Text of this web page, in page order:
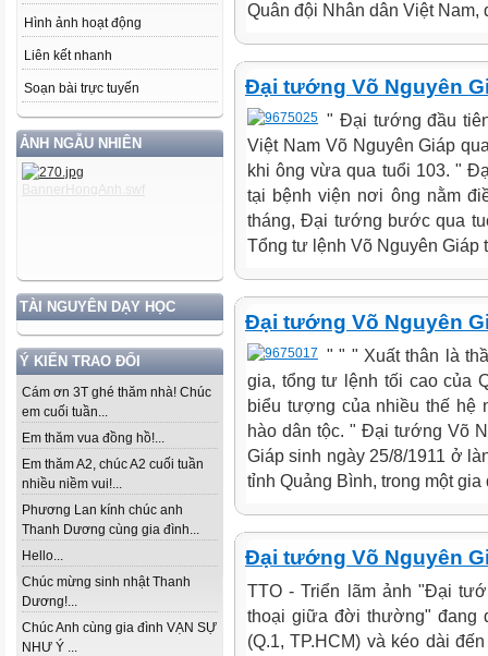
Hình ảnh hoạt động
Liên kết nhanh
Soạn bài trực tuyến
ẢNH NGẪU NHIÊN
TÀI NGUYÊN DẠY HỌC
Ý KIẾN TRAO ĐỔI
Cám ơn 3T ghé thăm nhà! Chúc
em cuối tuần...
Em thăm vua đồng hồ!...
Em thăm A2, chúc A2 cuối tuần
nhiều niềm vui!...
Phương Lan kính chúc anh
Thanh Dương cùng gia đình...
Hello...
Chúc mừng sinh nhật Thanh
Dương!...
Chúc Anh cùng gia đình VẠN SỰ
NHƯ Ý ...
Quân đội Nhân dân Việt Nam,
Đại tướng Võ Nguyên
" Đại tướng đầu
Việt Nam Võ Nguyên Giáp
khi ông vừa qua tuổi 103. "
tại bệnh viện nơi ông nằm
tháng, Đại tướng bước qua
Tổng tư lệnh Võ Nguyên
Đại tướng Võ Nguyên
" " " Xuất thân là
gia, tổng tư lệnh tối cao của
biểu tượng của nhiều thế
hào dân tộc. " Đại tướng Võ
Giáp sinh ngày 25/8/1911 ở
tỉnh Quảng Bình, trong một
Đại tướng Võ Nguyên
TTO - Triển lãm ảnh "Ðại
thoại giữa đời thường" đang
(Q.1, TP.HCM) và kéo dài